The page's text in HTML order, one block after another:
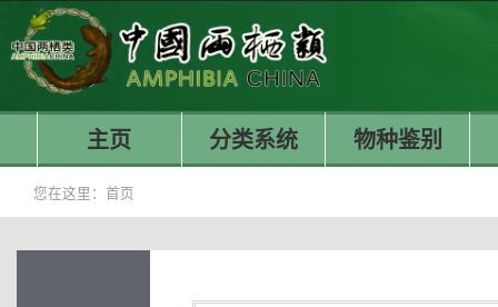
主页 分类系统 物种鉴别
您在这里： 首页